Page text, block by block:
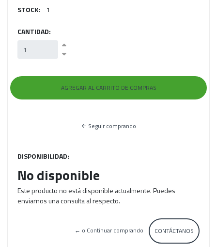
STOCK: 1
CANTIDAD:
Seguir comprando
DISPONIBILIDAD:
No disponible
Este producto no está disponible actualmente. Puedes
enviarnos una consulta al respecto.
CONTÁCTANOS
← o Continuar comprando